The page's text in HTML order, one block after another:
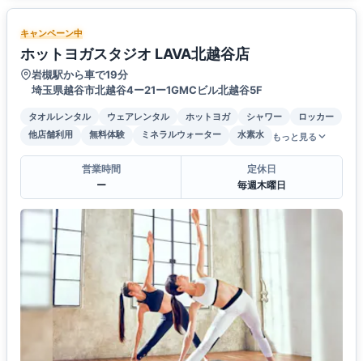
キャンペーン中
ホットヨガスタジオ LAVA北越谷店
岩槻駅から車で19分
埼玉県越谷市北越谷4ー21ー1GMCビル北越谷5F
タオルレンタル ウェアレンタル ホットヨガ シャワー
ロッカー
他店舗利用
無料体験 ミネラルウォーター 水素水 もっと見る
営業時間
ー
定休日
毎週木曜日